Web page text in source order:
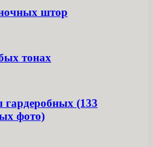
штор
тонах
гардеробных (133
фото)